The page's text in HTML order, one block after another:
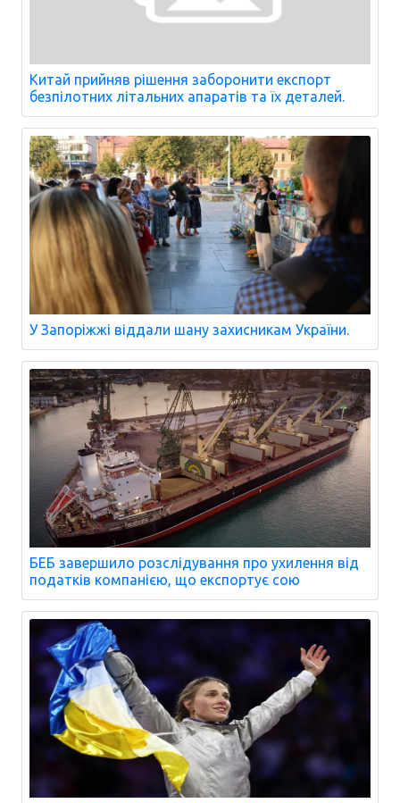
Китай прийняв рішення заборонити експорт
безпілотних літальних апаратів та їх деталей.
У Запоріжжі віддали шану захисникам України.
БЕБ завершило розслідування про ухилення від
податків компанією, що експортує сою